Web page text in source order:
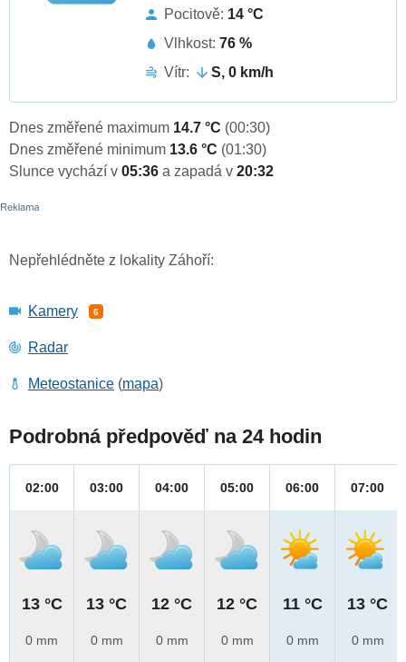
Pocitově: 14 °C
Vlhkost: 76 %
Vítr:
S, 0 km/h
Dnes změřené maximum 14.7 °C (00:30)
Dnes změřené minimum 13.6 °C (01:30)
Slunce vychází v 05:36 a zapadá v 20:32
Nepřehlédněte z lokality Záhoří:
Kamery 6
Radar
Meteostanice (mapa)
Podrobná předpověď na 24 hodin
02:00
13 °C
0 mm
03:00
13 °C
0 mm
04:00
12 °C
0 mm
05:00
12 °C
0 mm
06:00
11 °C
0 mm
07:00
13 °C
0 mm